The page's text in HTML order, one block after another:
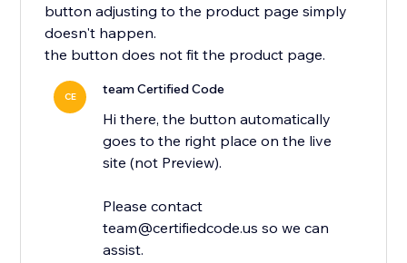
button adjusting to the product page simply
doesn't happen.
the button does not fit the product page.
CE team Certified Code
Hi there, the button automatically
goes to the right place on the live
site (not Preview).
Please contact
team@certifiedcode.us so we can
assist.